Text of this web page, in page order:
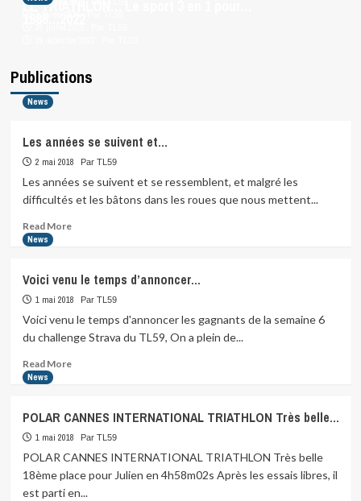
LE TRIATHLON… Le sport 3 en 1 pour…
Publications
News
Les années se suivent et…
2 mai 2018 Par TL59
Les années se suivent et se ressemblent, et malgré les
difficultés et les bâtons dans les roues que nous mettent...
Read MoreRead
années
se
suivent
News
Voici venu le temps d’annoncer…
1 mai 2018 Par TL59
Voici venu le temps d'annoncer les gagnants de la semaine 6
du challenge Strava du TL59, On a plein de...
Read MoreRead
venu
le
temps
News
POLAR CANNES INTERNATIONAL TRIATHLON Très belle…
1 mai 2018 Par TL59
POLAR CANNES INTERNATIONAL TRIATHLON Très belle
18ème place pour Julien en 4h58m02s Après les essais libres, il
est parti en...